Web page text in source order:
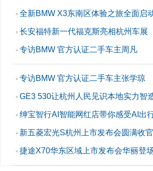
▪ 全新BMW X3东南区体验之旅全面启
▪ 长安福特新一代福克斯亮相杭州车展
▪ 专访BMW 官方认证二手车主周凡
▪ 专访BMW 官方认证二手车主张学琼
▪ GE3 530让杭州人民见识本地实力智
▪ 绅宝智行AI智能网红店带你感受AI出
▪ 新五菱宏光S杭州上市发布会圆满收官
▪ 捷途X70华东区域上市发布会华丽登